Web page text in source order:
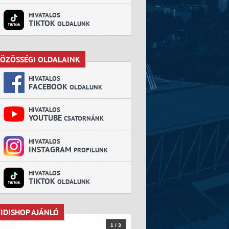
HIVATALOS
TIKTOK OLDALUNK
OLDALAINK
OLDALAINK
HIVATALOS
FACEBOOK OLDALUNK
HIVATALOS
YOUTUBE CSATORNÁNK
HIVATALOS
INSTAGRAM PROFILUNK
HIVATALOS
TIKTOK OLDALUNK
AJÁNLÓ
AJÁNLÓ
1 / 3